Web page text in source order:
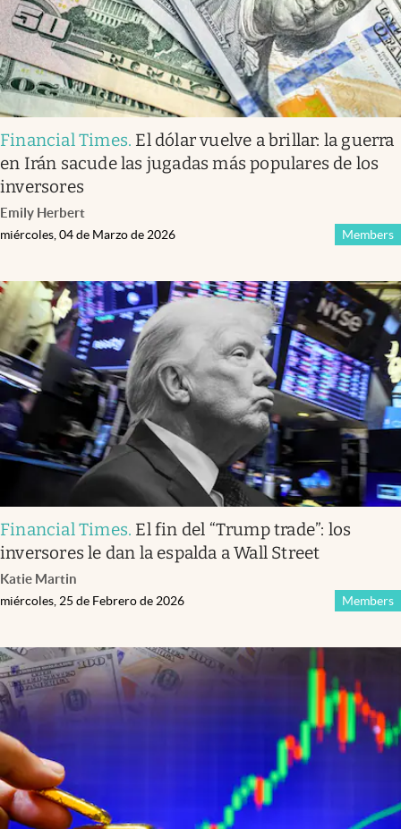
Financial Times. El dólar vuelve a brillar: la guerra
en Irán sacude las jugadas más populares de los
inversores
Emily Herbert
Members
miércoles, 04 de Marzo de 2026
Financial Times. El fin del “Trump trade”: los
inversores le dan la espalda a Wall Street
Katie Martin
Members
miércoles, 25 de Febrero de 2026